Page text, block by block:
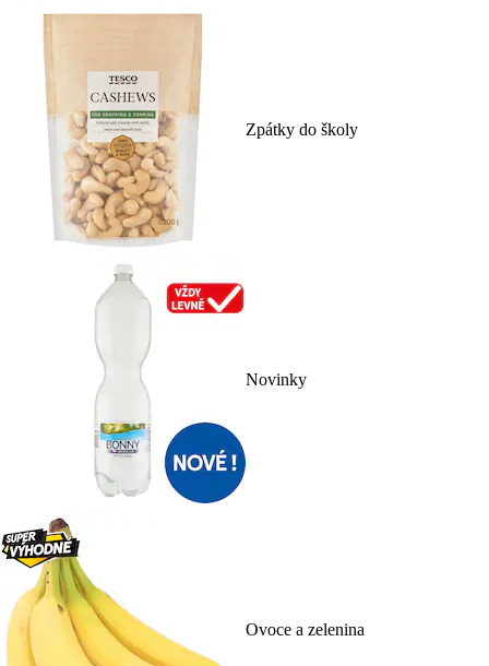
Zpátky do školy
Novinky
Ovoce a zelenina